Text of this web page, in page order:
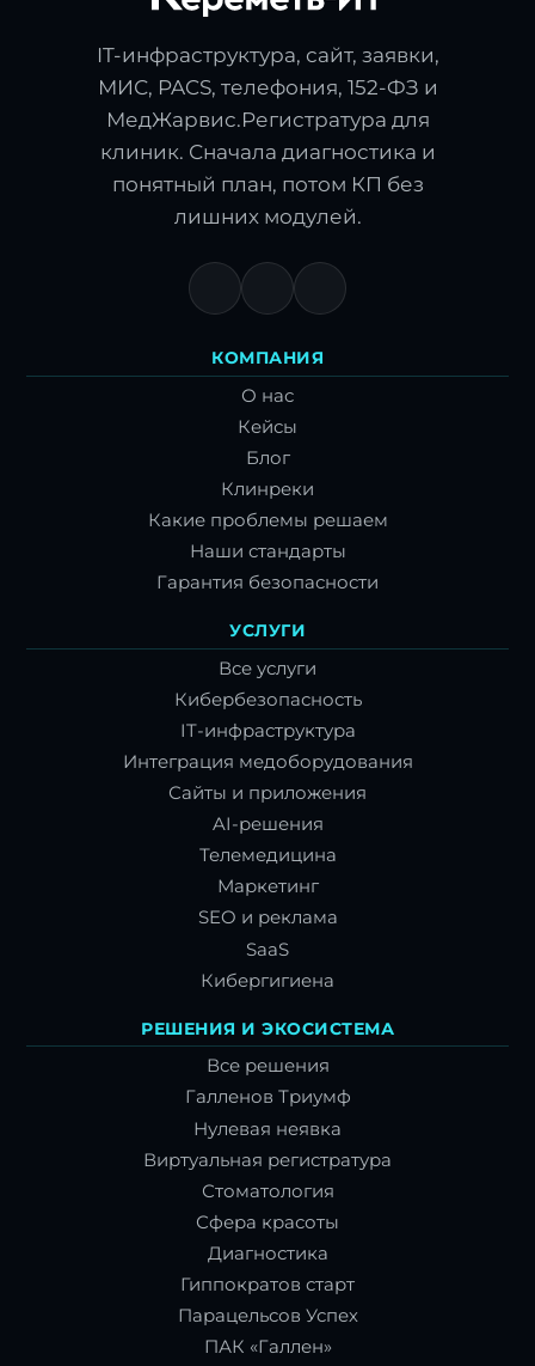
IT-инфраструктура, сайт, заявки,
МИС, PACS, телефония, 152-ФЗ и
МедЖарвис.Регистратура для
клиник. Сначала диагностика и
понятный план, потом КП без
лишних модулей.
КОМПАНИЯ
О нас
Кейсы
Блог
Клинреки
Какие проблемы решаем
Наши стандарты
Гарантия безопасности
УСЛУГИ
Все услуги
Кибербезопасность
IT-инфраструктура
Интеграция медоборудования
Сайты и приложения
AI-решения
Телемедицина
Маркетинг
SEO и реклама
SaaS
Кибергигиена
РЕШЕНИЯ И ЭКОСИСТЕМА
Все решения
Галленов Триумф
Нулевая неявка
Виртуальная регистратура
Стоматология
Сфера красоты
Диагностика
Гиппократов старт
Парацельсов Успех
ПАК «Галлен»